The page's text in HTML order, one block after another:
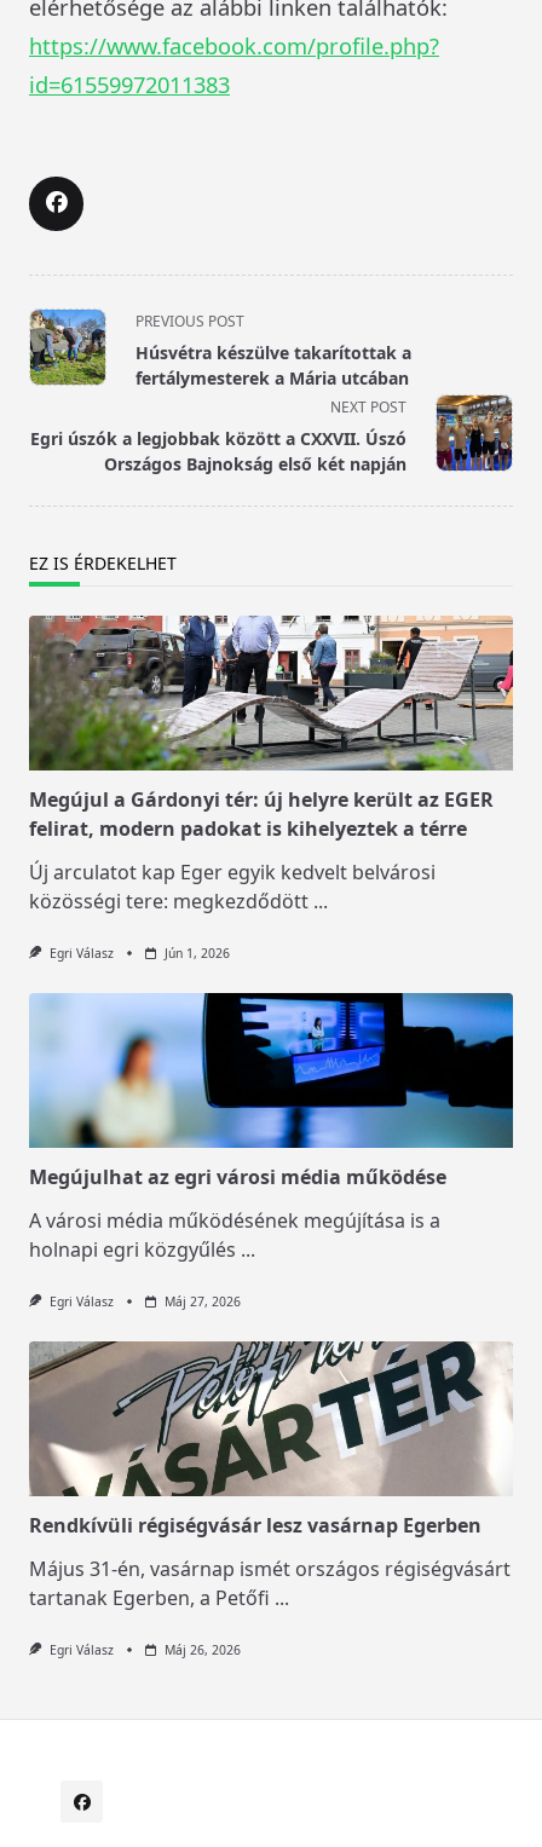
elérhetősége az alábbi linken találhatók:
https://www.facebook.com/profile.php?
id=61559972011383
<span
class="nav-
subtitle
reader-
text">Page</span>
PREVIOUS POST
Húsvétra készülve takarítottak a
fertálymesterek a Mária utcában
NEXT POST
Egri úszók a legjobbak között a CXXVII. Úszó
Országos Bajnokság első két napján
EZ IS ÉRDEKELHET
Megújul a Gárdonyi tér: új helyre került az EGER
felirat, modern padokat is kihelyeztek a térre
Új arculatot kap Eger egyik kedvelt belvárosi
közösségi tere: megkezdődött ...
Egri Válasz Jún 1, 2026
Megújulhat az egri városi média működése
A városi média működésének megújítása is a
holnapi egri közgyűlés ...
Egri Válasz Máj 27, 2026
Rendkívüli régiségvásár lesz vasárnap Egerben
Május 31-én, vasárnap ismét országos régiségvásárt
tartanak Egerben, a Petőfi ...
Egri Válasz Máj 26, 2026